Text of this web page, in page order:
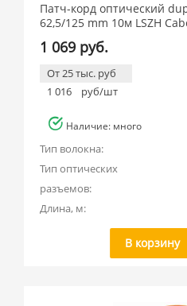
Патч-корд оптический
62,5/125 mm 10м LSZH
1 069 руб.
От 25 тыс. руб
1 016
руб/шт
Наличие: много
Тип волокна:
Тип оптических
разъемов:
Длина, м:
В корзину